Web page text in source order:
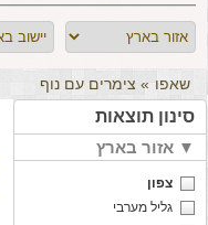
» צימרים עם נוף שאפו
סינון תוצאות
אזור בארץ ▼
צפון
גליל מערבי